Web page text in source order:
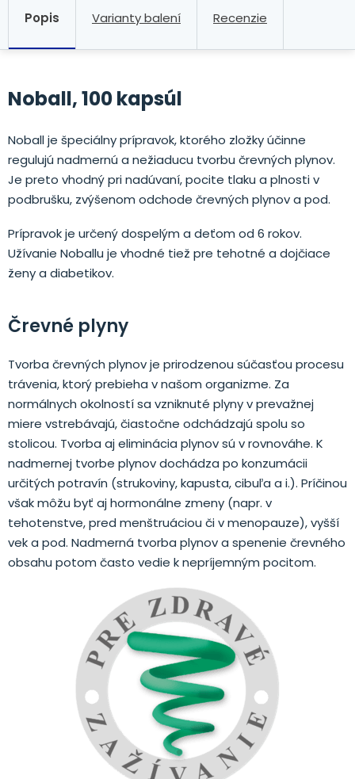
Popis Varianty balení Recenzie
Noball, 100 kapsúl
Noball je špeciálny prípravok, ktorého zložky účinne
regulujú nadmernú a nežiaducu tvorbu črevných plynov.
Je preto vhodný pri nadúvaní, pocite tlaku a plnosti v
podbrušku, zvýšenom odchode črevných plynov a pod.
Prípravok je určený dospelým a deťom od 6 rokov.
Užívanie Noballu je vhodné tiež pre tehotné a dojčiace
ženy a diabetikov.
Črevné plyny
Tvorba črevných plynov je prirodzenou súčasťou procesu
trávenia, ktorý prebieha v našom organizme. Za
normálnych okolností sa vzniknuté plyny v prevažnej
miere vstrebávajú, čiastočne odchádzajú spolu so
stolicou. Tvorba aj eliminácia plynov sú v rovnováhe. K
nadmernej tvorbe plynov dochádza po konzumácii
určitých potravín (strukoviny, kapusta, cibuľa a i.). Príčinou
však môžu byť aj hormonálne zmeny (napr. v
tehotenstve, pred menštruáciou či v menopauze), vyšší
vek a pod. Nadmerná tvorba plynov a spenenie črevného
obsahu potom často vedie k nepríjemným pocitom.